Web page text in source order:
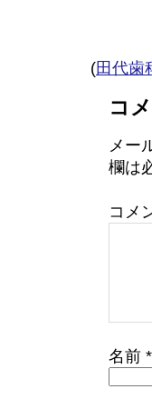
(田代歯
コ
メー
欄は
コメ
名前 *